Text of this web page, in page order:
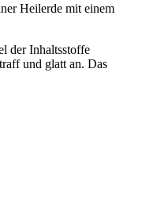
Heilerde mit einem
der Inhaltsstoffe
und glatt an. Das